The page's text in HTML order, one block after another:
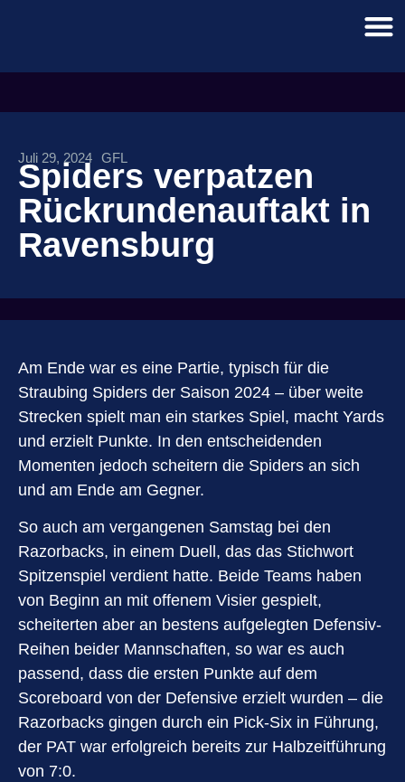
Juli 29, 2024 GFL
Spiders verpatzen
Rückrundenauftakt in
Ravensburg
Am Ende war es eine Partie, typisch für die
Straubing Spiders der Saison 2024 – über weite
Strecken spielt man ein starkes Spiel, macht Yards
und erzielt Punkte. In den entscheidenden
Momenten jedoch scheitern die Spiders an sich
und am Ende am Gegner.
So auch am vergangenen Samstag bei den
Razorbacks, in einem Duell, das das Stichwort
Spitzenspiel verdient hatte. Beide Teams haben
von Beginn an mit offenem Visier gespielt,
scheiterten aber an bestens aufgelegten Defensiv-
Reihen beider Mannschaften, so war es auch
passend, dass die ersten Punkte auf dem
Scoreboard von der Defensive erzielt wurden – die
Razorbacks gingen durch ein Pick-Six in Führung,
der PAT war erfolgreich bereits zur Halbzeitführung
von 7:0.